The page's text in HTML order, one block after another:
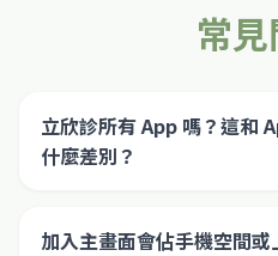
常
立欣診所有 App 嗎？這和
什麼差別？
加入主畫面會佔手機空間或